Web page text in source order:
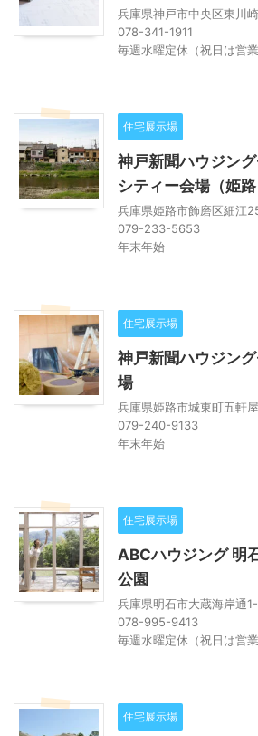
兵庫県神戸市中央区東川
078-341-1911
毎週水曜定休（祝日は営業
住宅展示場
神戸新聞ハウジン
シティー会場（姫路
兵庫県姫路市飾磨区細江
079-233-5653
年末年始
住宅展示場
神戸新聞ハウジン
場
兵庫県姫路市城東町五軒
079-240-9133
年末年始
住宅展示場
ABCハウジング 明
公園
兵庫県明石市大蔵海岸通
078-995-9413
毎週水曜定休（祝日は営業
住宅展示場